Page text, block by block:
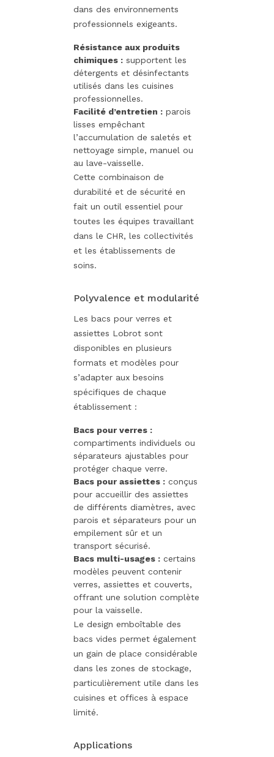
dans des environnements
professionnels exigeants.
Résistance aux produits
chimiques : supportent les
détergents et désinfectants
utilisés dans les cuisines
professionnelles.
Facilité d’entretien : parois
lisses empêchant
l’accumulation de saletés et
nettoyage simple, manuel ou
au lave-vaisselle.
Cette combinaison de
durabilité et de sécurité en
fait un outil essentiel pour
toutes les équipes travaillant
dans le CHR, les collectivités
et les établissements de
soins.
Polyvalence et modularité
Les bacs pour verres et
assiettes Lobrot sont
disponibles en plusieurs
formats et modèles pour
s’adapter aux besoins
spécifiques de chaque
établissement :
Bacs pour verres :
compartiments individuels ou
séparateurs ajustables pour
protéger chaque verre.
Bacs pour assiettes : conçus
pour accueillir des assiettes
de différents diamètres, avec
parois et séparateurs pour un
empilement sûr et un
transport sécurisé.
Bacs multi-usages : certains
modèles peuvent contenir
verres, assiettes et couverts,
offrant une solution complète
pour la vaisselle.
Le design emboîtable des
bacs vides permet également
un gain de place considérable
dans les zones de stockage,
particulièrement utile dans les
cuisines et offices à espace
limité.
Applications